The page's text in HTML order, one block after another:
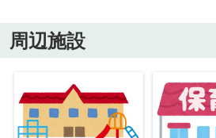
周辺施設